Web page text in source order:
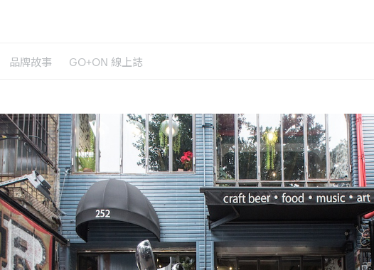
品牌故事 GO+ON 線上誌